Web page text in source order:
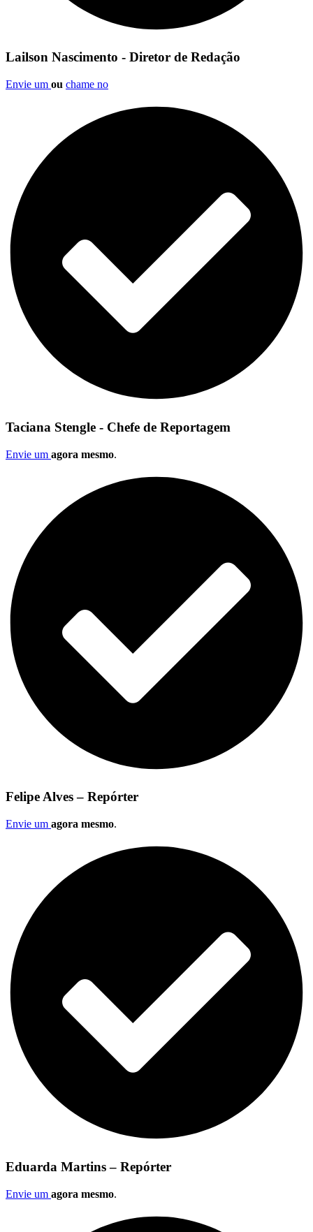
Lailson Nascimento - Diretor de Redação
Envie um ou chame no
Taciana Stengle - Chefe de Reportagem
Envie um agora mesmo.
Felipe Alves – Repórter
Envie um agora mesmo.
Eduarda Martins – Repórter
Envie um agora mesmo.